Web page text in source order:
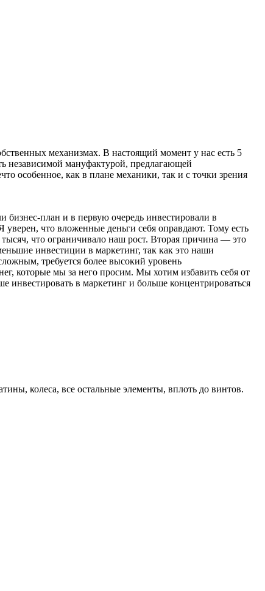
механизмах. В настоящий момент у нас есть 5
независимой мануфактурой, предлагающей
особенное, как в плане механики, так и с точки зрения
бизнес-план и в первую очередь инвестировали в
что вложенные деньги себя оправдают. Тому есть
что ограничивало наш рост. Вторая причина — это
инвестиции в маркетинг, так как это наши
требуется более высокий уровень
которые мы за него просим. Мы хотим избавить себя от
в маркетинг и больше концентрироваться
колеса, все остальные элементы, вплоть до винтов.